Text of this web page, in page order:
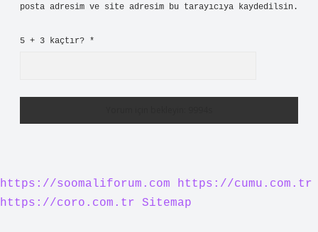
posta adresim ve site adresim bu tarayıcıya kaydedilsin.
5 + 3 kaçtır? *
https://soomaliforum.com
https://cumu.com.tr
https://coro.com.tr
Sitemap